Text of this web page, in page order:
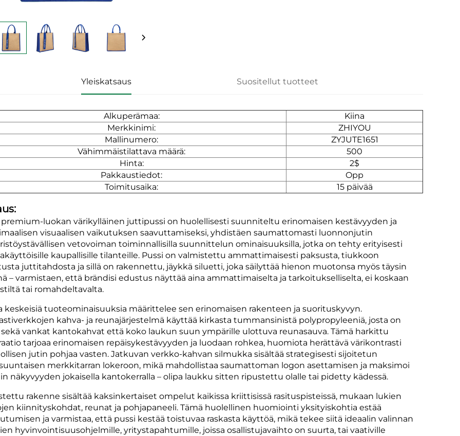
Yleiskatsaus Suositellut tuotteet
Alkuperämaa:
Kiina
Merkkinimi:
ZHIYOU
Mallinumero:
ZYJUTE1651
Vähimmäistilattava määrä:
500
Hinta:
2$
Pakkaustiedot:
Opp
Toimitusaika:
15 päivää
premium-luokan värikylläinen juttipussi on huolellisesti suunniteltu erinomaisen kestävyyden ja
visuaalisen vaikutuksen saavuttamiseksi, yhdistäen saumattomasti luonnonjutin
vetovoiman toiminnallisilla suunnittelun ominaisuuksilla, jotka on tehty erityisesti
kaupallisille tilanteille. Pussi on valmistettu ammattimaisesti paksusta, tiukkoon
juttitahdosta ja sillä on rakennettu, jäykkä siluetti, joka säilyttää hienon muotonsa myös täysin
– varmistaen, että brändisi edustus näyttää aina ammattimaiselta ja tarkoitukselliselta, ei koskaan
tai romahdeltavalta.
keskeisiä tuoteominaisuuksia määrittelee sen erinomaisen rakenteen ja suorituskyvyn.
kahva- ja reunajärjestelmä käyttää kirkasta tummansinistä polypropyleeniä, josta on
vankat kantokahvat että koko laukun suun ympärille ulottuva reunasauva. Tämä harkittu
tarjoaa erinomaisen repäisykestävyyden ja luodaan rohkea, huomiota herättävä värikontrasti
jutin pohjaa vasten. Jatkuvan verkko-kahvan silmukka sisältää strategisesti sijoitetun
merkkitarran lokeroon, mikä mahdollistaa saumattoman logon asettamisen ja maksimoi
näkyvyyden jokaisella kantokerralla – olipa laukku sitten ripustettu olalle tai pidetty kädessä.
rakenne sisältää kaksinkertaiset ompelut kaikissa kriittisissä rasituspisteissä, mukaan lukien
kiinnityskohdat, reunat ja pohjapaneeli. Tämä huolellinen huomiointi yksityiskohtia estää
ja varmistaa, että pussi kestää toistuvaa raskasta käyttöä, mikä tekee siitä ideaalin valinnan
hyvinvointisuusohjelmille, yritystapahtumille, joissa osallistujavaihto on suurta, tai vaativille